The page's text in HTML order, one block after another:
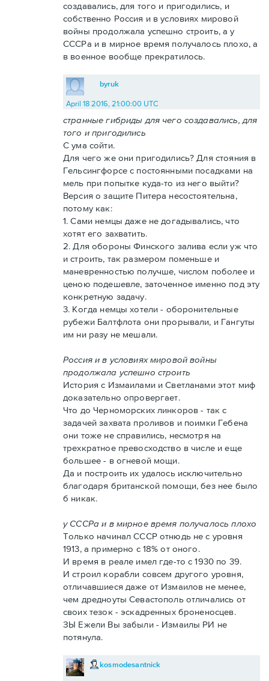
создавались, для того и пригодились, и
собственно Россия и в условиях мировой
войны продолжала успешно строить, а у
СССРа и в мирное время получалось плохо, а
в военное вообще прекратилось.
byruk
April 18 2016, 21:00:00 UTC
странные гибриды для чего создавались, для
того и пригодились
С ума сойти.
Для чего же они пригодились? Для стояния в
Гельсингфорсе с постоянными посадками на
мель при попытке куда-то из него выйти?
Версия о защите Питера несостоятельна,
потому как:
1. Сами немцы даже не догадывались, что
хотят его захватить.
2. Для обороны Финского залива если уж что
и строить, так размером поменьше и
маневренностью получше, числом поболее и
ценою подешевле, заточенное именно под эту
конкретную задачу.
3. Когда немцы хотели - оборонительные
рубежи Балтфлота они прорывали, и Гангуты
им ни разу не мешали.
Россия и в условиях мировой войны
продолжала успешно строить
История с Измаилами и Светланами этот миф
доказательно опровергает.
Что до Черноморских линкоров - так с
задачей захвата проливов и поимки Гебена
они тоже не справились, несмотря на
трехкратное превосходство в числе и еще
большее - в огневой мощи.
Да и построить их удалось исключительно
благодаря британской помощи, без нее было
б никак.
у СССРа и в мирное время получалось плохо
Только начинал СССР отнюдь не с уровня
1913, а примерно с 18% от оного.
И время в реале имел где-то с 1930 по 39.
И строил корабли совсем другого уровня,
отличавшиеся даже от Измаилов не менее,
чем дредноуты Севастополь отличались от
своих тезок - эскадренных броненосцев.
ЗЫ Ежели Вы забыли - Измаилы РИ не
потянула.
kosmodesantnick